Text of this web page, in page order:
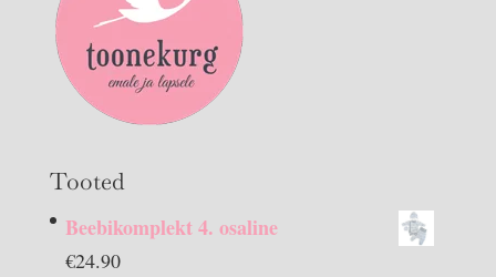
Tooted
Beebikomplekt 4. osaline
€24.90